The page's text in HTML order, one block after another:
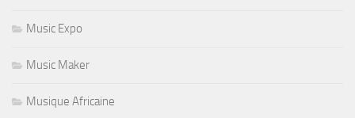
Music Expo
Music Maker
Musique Africaine